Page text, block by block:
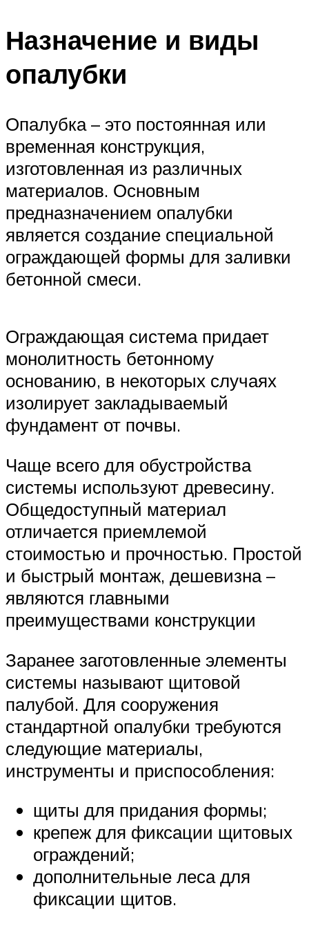
Назначение и виды
опалубки
Опалубка – это постоянная или
временная конструкция,
изготовленная из различных
материалов. Основным
предназначением опалубки
является создание специальной
ограждающей формы для заливки
бетонной смеси.
Ограждающая система придает
монолитность бетонному
основанию, в некоторых случаях
изолирует закладываемый
фундамент от почвы.
Чаще всего для обустройства
системы используют древесину.
Общедоступный материал
отличается приемлемой
стоимостью и прочностью. Простой
и быстрый монтаж, дешевизна –
являются главными
преимуществами конструкции
Заранее заготовленные элементы
системы называют щитовой
палубой. Для сооружения
стандартной опалубки требуются
следующие материалы,
инструменты и приспособления:
щиты для придания формы;
крепеж для фиксации щитовых
ограждений;
дополнительные леса для
фиксации щитов.